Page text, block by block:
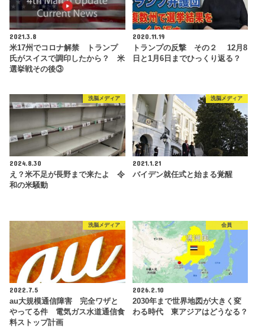
2021.3.8
米17州でコロナ解禁 トランプ
氏がスイスで調印したから？ 米
選挙戦その後③
2020.11.19
トランプの反撃 その２ 12月8
日と1月6日までひっくり返る？
洗脳メディア
2024.8.30
え？米不足が長野まで来たよ 令
和の米騒動
洗脳メディア
2021.1.21
バイデン就任式と始まる覚醒
洗脳メディア
2022.7.5
au大規模通信障害 完全ワザと
やってる件 電気ガス水道通信食
料ストップ計画
会員
2026.2.10
2030年まで世界地図が大きく変
わる時代 東アジアはどうなる？